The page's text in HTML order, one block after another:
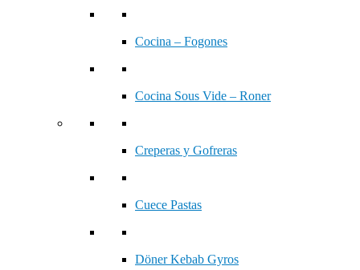
Cocina – Fogones
Cocina Sous Vide – Roner
Creperas y Gofreras
Cuece Pastas
Döner Kebab Gyros